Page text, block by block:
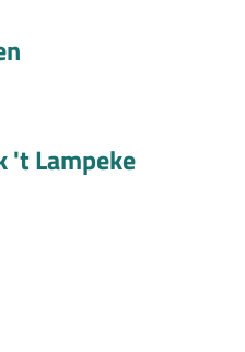
't Lampeke